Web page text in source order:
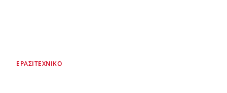
ΕΡΑΣΙΤΕΧΝΙΚΟ